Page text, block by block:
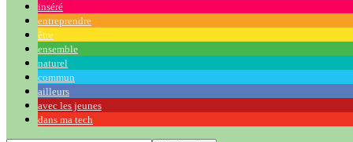
inséré
entreprendre
être
ensemble
naturel
commun
ailleurs
avec les jeunes
dans ma tech